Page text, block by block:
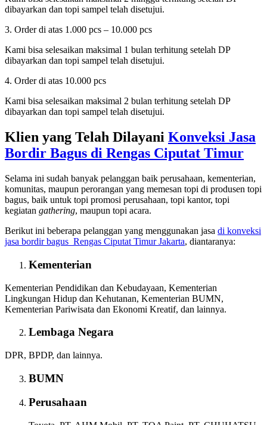
dibayarkan dan topi sampel telah disetujui.
3. Order di atas 1.000 pcs – 10.000 pcs
Kami bisa selesaikan maksimal 1 bulan terhitung setelah DP
dibayarkan dan topi sampel telah disetujui.
4. Order di atas 10.000 pcs
Kami bisa selesaikan maksimal 2 bulan terhitung setelah DP
dibayarkan dan topi sampel telah disetujui.
Klien yang Telah Dilayani Konveksi Jasa
Bordir Bagus di Rengas Ciputat Timur
Selama ini sudah banyak pelanggan baik perusahaan, kementerian,
komunitas, maupun perorangan yang memesan topi di produsen topi
bagus, baik untuk topi promosi perusahaan, topi kantor, topi
kegiatan gathering, maupun topi acara.
Berikut ini beberapa pelanggan yang menggunakan jasa di konveksi
jasa bordir bagus Rengas Ciputat Timur Jakarta, diantaranya:
Kementerian
Kementerian Pendidikan dan Kebudayaan, Kementerian
Lingkungan Hidup dan Kehutanan, Kementerian BUMN,
Kementerian Pariwisata dan Ekonomi Kreatif, dan lainnya.
Lembaga Negara
DPR, BPDP, dan lainnya.
BUMN
Perusahaan